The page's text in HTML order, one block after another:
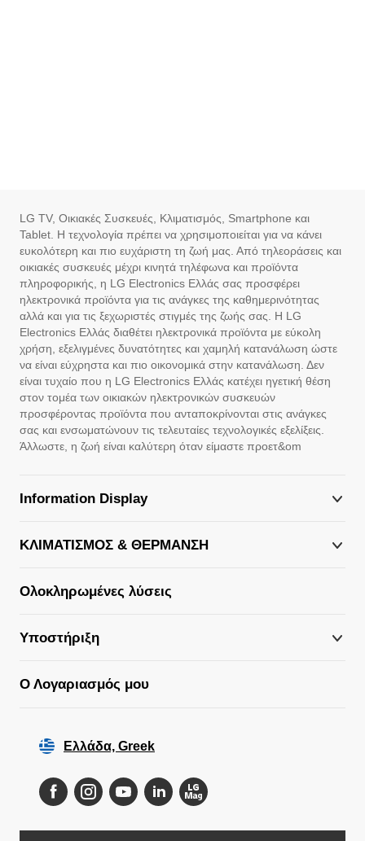
LG TV, Οικιακές Συσκευές, Κλιματισμός, Smartphone και
Tablet. Η τεχνολογία πρέπει να χρησιμοποιείται για να κάνει
ευκολότερη και πιο ευχάριστη τη ζωή μας. Από τηλεοράσεις και
οικιακές συσκευές μέχρι κινητά τηλέφωνα και προϊόντα
πληροφορικής, η LG Electronics Ελλάς σας προσφέρει
ηλεκτρονικά προϊόντα για τις ανάγκες της καθημερινότητας
αλλά και για τις ξεχωριστές στιγμές της ζωής σας. Η LG
Electronics Ελλάς διαθέτει ηλεκτρονικά προϊόντα με εύκολη
χρήση, εξελιγμένες δυνατότητες και χαμηλή κατανάλωση ώστε
να είναι εύχρηστα και πιο οικονομικά στην κατανάλωση. Δεν
είναι τυχαίο που η LG Electronics Ελλάς κατέχει ηγετική θέση
στον τομέα των οικιακών ηλεκτρονικών συσκευών
προσφέροντας προϊόντα που ανταποκρίνονται στις ανάγκες
σας και ενσωματώνουν τις τελευταίες τεχνολογικές εξελίξεις.
Άλλωστε, η ζωή είναι καλύτερη όταν είμαστε προετ&om
Information Display
ΚΛΙΜΑΤΙΣΜΟΣ & ΘΕΡΜΑΝΣΗ
Ολοκληρωμένες λύσεις
Υποστήριξη
Ο Λογαριασμός μου
Ελλάδα, Greek